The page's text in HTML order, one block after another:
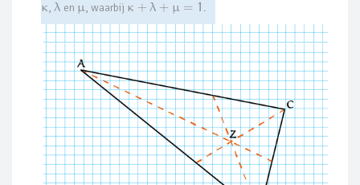
κ, λ en μ, waarbij κ + λ + μ = 1 .